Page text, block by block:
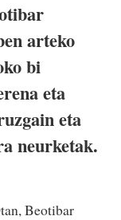
arteko
bi
eta
eta
neurketak.
Beotibar